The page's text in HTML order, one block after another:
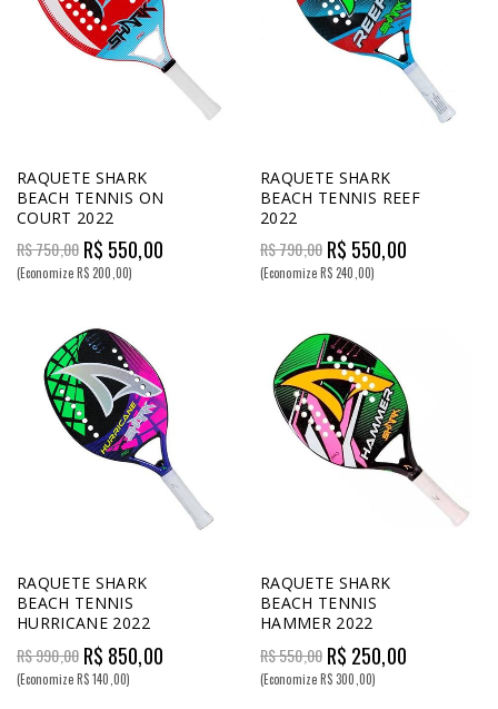
RAQUETE SHARK
BEACH TENNIS ON
COURT 2022
R$ 750,00 R$ 550,00
(Economize R$ 200,00)
RAQUETE SHARK
BEACH TENNIS REEF
2022
R$ 790,00 R$ 550,00
(Economize R$ 240,00)
RAQUETE SHARK
BEACH TENNIS
HURRICANE 2022
R$ 990,00 R$ 850,00
(Economize R$ 140,00)
RAQUETE SHARK
BEACH TENNIS
HAMMER 2022
R$ 550,00 R$ 250,00
(Economize R$ 300,00)